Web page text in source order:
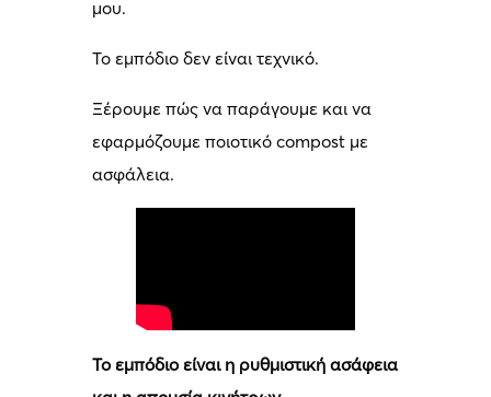
μου.
Το εμπόδιο δεν είναι τεχνικό.
Ξέρουμε πώς να παράγουμε και να
εφαρμόζουμε ποιοτικό compost με
ασφάλεια.
Το εμπόδιο είναι η ρυθμιστική ασάφεια